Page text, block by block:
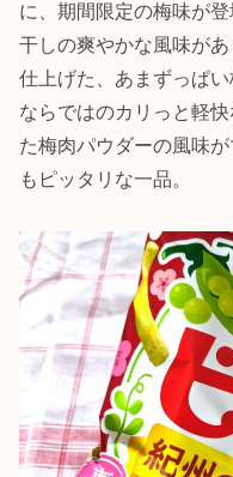
に、期間限定の梅味が
干しの爽やかな風味が
仕上げた、あまずっぱ
ならではのカリっと軽
た梅肉パウダーの風味
もピッタリな一品。